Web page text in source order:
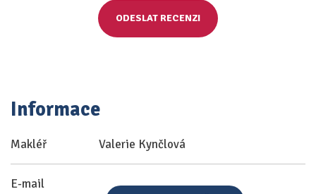
ODESLAT RECENZI
Informace
Makléř Valerie Kynčlová
E-mail